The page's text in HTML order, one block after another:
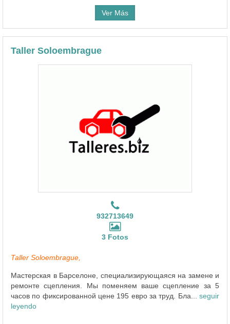
Ver Más
Taller Soloembrague
932713649
3 Fotos
Taller Soloembrague,
Мастерская в Барселоне, специализирующаяся на замене и
ремонте сцепления. Мы поменяем ваше сцепление за 5
часов по фиксированной цене 195 евро за труд. Бла... seguir
leyendo